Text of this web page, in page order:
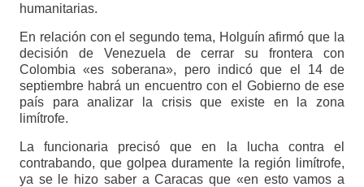
humanitarias.
En relación con el segundo tema, Holguín afirmó que la
decisión de Venezuela de cerrar su frontera con
Colombia «es soberana», pero indicó que el 14 de
septiembre habrá un encuentro con el Gobierno de ese
país para analizar la crisis que existe en la zona
limítrofe.
La funcionaria precisó que en la lucha contra el
contrabando, que golpea duramente la región limítrofe,
ya se le hizo saber a Caracas que «en esto vamos a